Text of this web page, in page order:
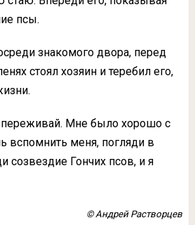
псы.
знакомого двора, перед
стоял хозяин и теребил его,
переживай. Мне было хорошо с
вспомнить меня, погляди в
созвездие Гончих псов, и я
© Андрей Растворцев